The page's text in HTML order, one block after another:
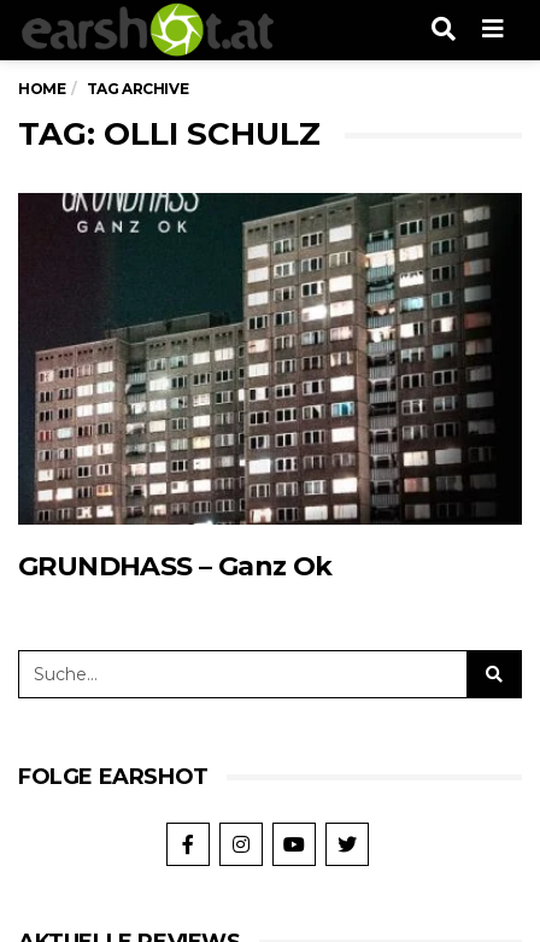
HOME TAG ARCHIVE
TAG: OLLI SCHULZ
GRUNDHASS – Ganz Ok
FOLGE EARSHOT